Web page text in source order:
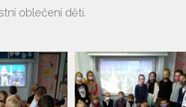
oblečení dětí.